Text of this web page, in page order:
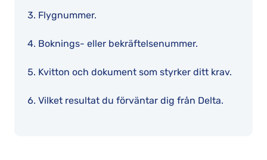
Flygnummer.
Boknings- eller bekräftelsenummer.
Kvitton och dokument som styrker ditt krav.
Vilket resultat du förväntar dig från Delta.